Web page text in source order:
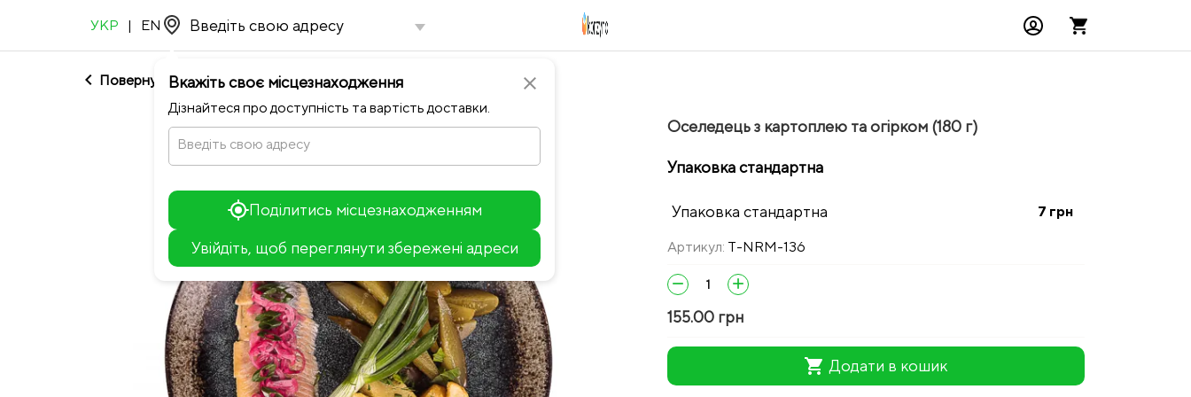
УКР | EN
close
Вкажіть своє місцезнаходження
Дізнайтеся про доступність та вартість доставки.
Введіть свою адресу
Поділитись місцезнаходженням
Увійдіть, щоб переглянути збережені адреси
+
−
chevron_left Повернутися до NEO ROOM
Оселедець з картоплею та огірком (180 г)
Упаковка стандартна
Упаковка стандартна 7 грн
Артикул: T-NRM-136
remove add
155.00 грн
shopping_cart Додати в кошик